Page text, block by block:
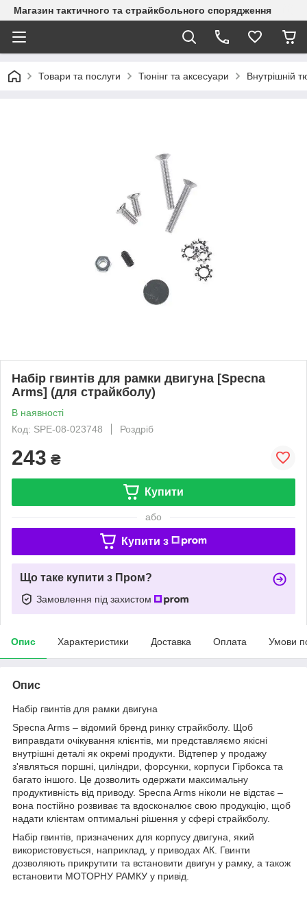
Магазин тактичного та страйкбольного спорядження
Товари та послуги Тюнінг та аксесуари Внутрішній
Набір гвинтів для рамки двигуна [Specna
Arms] (для страйкболу)
В наявності
Код: SPE-08-023748
Роздріб
243 ₴
Купити
або
Купити з
Що таке купити з Пром?
Замовлення під захистом
Опис Характеристики Доставка Оплата Умови
Опис
Набір гвинтів для рамки двигуна
Specna Arms – відомий бренд ринку страйкболу. Щоб
виправдати очікування клієнтів, ми представляємо якісні
внутрішні деталі як окремі продукти. Відтепер у продажу
з'являться поршні, циліндри, форсунки, корпуси Гірбокса та
багато іншого. Це дозволить одержати максимальну
продуктивність від приводу. Specna Arms ніколи не відстає –
вона постійно розвиває та вдосконалює свою продукцію, щоб
надати клієнтам оптимальні рішення у сфері страйкболу.
Набір гвинтів, призначених для корпусу двигуна, який
використовується, наприклад, у приводах АК. Гвинти
дозволяють прикрутити та встановити двигун у рамку, а також
встановити МОТОРНУ РАМКУ у привід.